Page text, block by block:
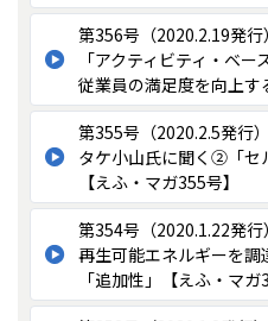
第356号（2020.2.19発行）
「アクティビティ・ベ
従業員の満足度を向上す
第355号（2020.2.5発行）
タケ小山氏に聞く②「セ
【えふ・マガ355号】
第354号（2020.1.22発行）
再生可能エネルギーを調
「追加性」【えふ・マガ